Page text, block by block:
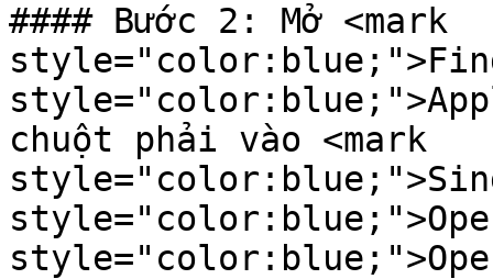
#### Bước 2: Mở <mark
chuột phải vào <mark